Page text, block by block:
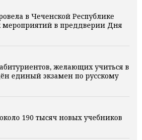
в Чеченской Республике
мероприятий в преддверии Дня
желающих учиться в
единый экзамен по русскому
190 тысяч новых учебников